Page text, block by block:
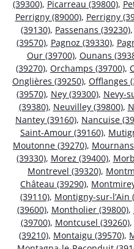
(39300), Picarreau (39800),
Perrigny (89000), Perrigny
(39130), Passenans (39230),
(39570), Pagnoz (39330),
Our (39700), Ounans
(39270), Orchamps (39700),
Onglières (39250), Offlanges
(39570), Ney (39300), Nevy-
(39380), Neuvilley (39800),
Nantey (39160), Nancuise
Saint-Amour (39160),
Moutonne (39270),
(39330), Morez (39400),
Montrevel (39320),
Château (39290),
(39110), Montigny-sur-l’Ain
(39600), Montholier (39800),
(39700), Montcusel (39260),
(39210), Montaigu (39570),